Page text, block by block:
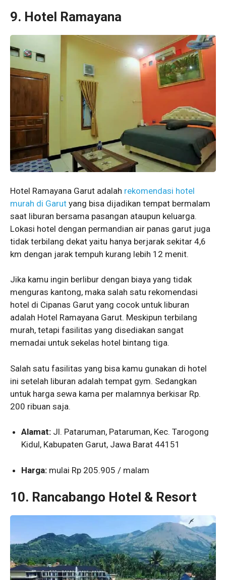
9. Hotel Ramayana
Hotel Ramayana Garut adalah rekomendasi hotel
murah di Garut yang bisa dijadikan tempat bermalam
saat liburan bersama pasangan ataupun keluarga.
Lokasi hotel dengan permandian air panas garut juga
tidak terbilang dekat yaitu hanya berjarak sekitar 4,6
km dengan jarak tempuh kurang lebih 12 menit.
Jika kamu ingin berlibur dengan biaya yang tidak
menguras kantong, maka salah satu rekomendasi
hotel di Cipanas Garut yang cocok untuk liburan
adalah Hotel Ramayana Garut. Meskipun terbilang
murah, tetapi fasilitas yang disediakan sangat
memadai untuk sekelas hotel bintang tiga.
Salah satu fasilitas yang bisa kamu gunakan di hotel
ini setelah liburan adalah tempat gym. Sedangkan
untuk harga sewa kama per malamnya berkisar Rp.
200 ribuan saja.
Alamat: Jl. Pataruman, Pataruman, Kec. Tarogong
Kidul, Kabupaten Garut, Jawa Barat 44151
Harga: mulai Rp 205.905 / malam
10. Rancabango Hotel & Resort